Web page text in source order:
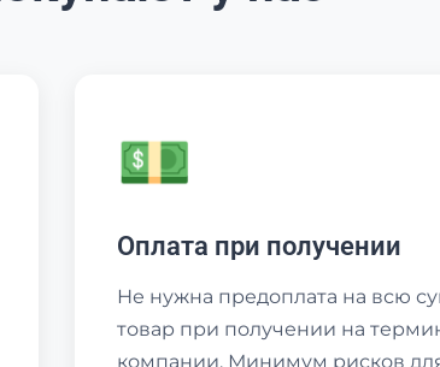
💵
Оплата при получении
Не нужна предоплата на всю
товар при получении на
компании. Минимум рисков